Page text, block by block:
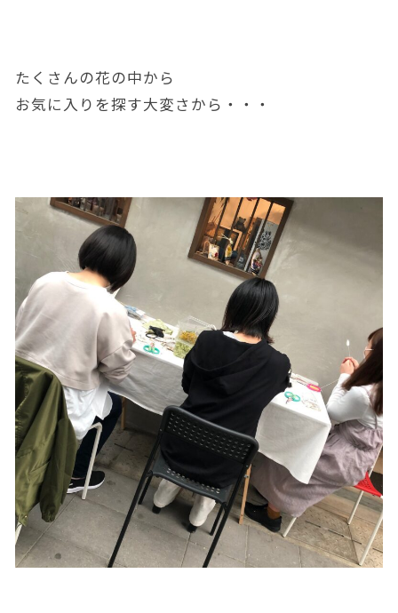
たくさんの花の中から
お気に入りを探す大変さから・・・